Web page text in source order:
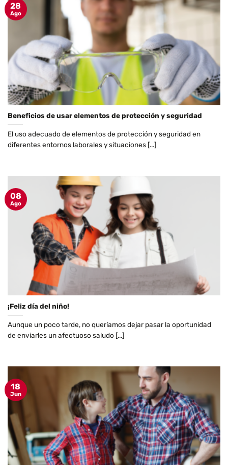
Beneficios de usar elementos de protección y seguridad
El uso adecuado de elementos de protección y seguridad en
diferentes entornos laborales y situaciones [...]
28
Ago
¡Feliz día del niño!
Aunque un poco tarde, no queríamos dejar pasar la oportunidad
de enviarles un afectuoso saludo [...]
08
Ago
18
Jun